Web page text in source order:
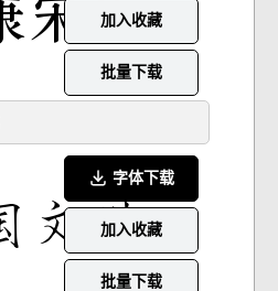
加入收藏
批量下载
字体下载
加入收藏
批量下载